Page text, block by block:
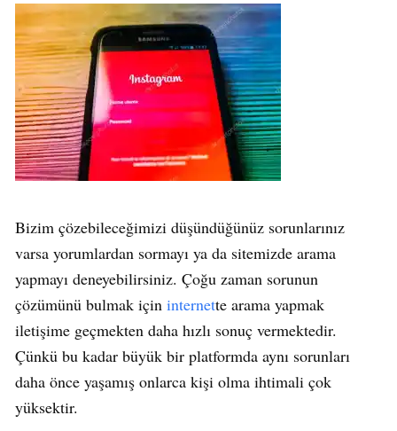
Bizim çözebileceğimizi düşündüğünüz sorunlarınız
varsa yorumlardan sormayı ya da sitemizde arama
yapmayı deneyebilirsiniz. Çoğu zaman sorunun
çözümünü bulmak için internette arama yapmak
iletişime geçmekten daha hızlı sonuç vermektedir.
Çünkü bu kadar büyük bir platformda aynı sorunları
daha önce yaşamış onlarca kişi olma ihtimali çok
yüksektir.